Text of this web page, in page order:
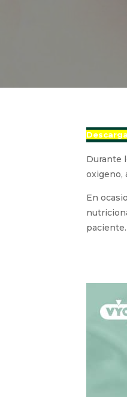
Durante
oxigeno,
En
paciente.